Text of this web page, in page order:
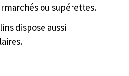
ou supérettes.
dispose aussi